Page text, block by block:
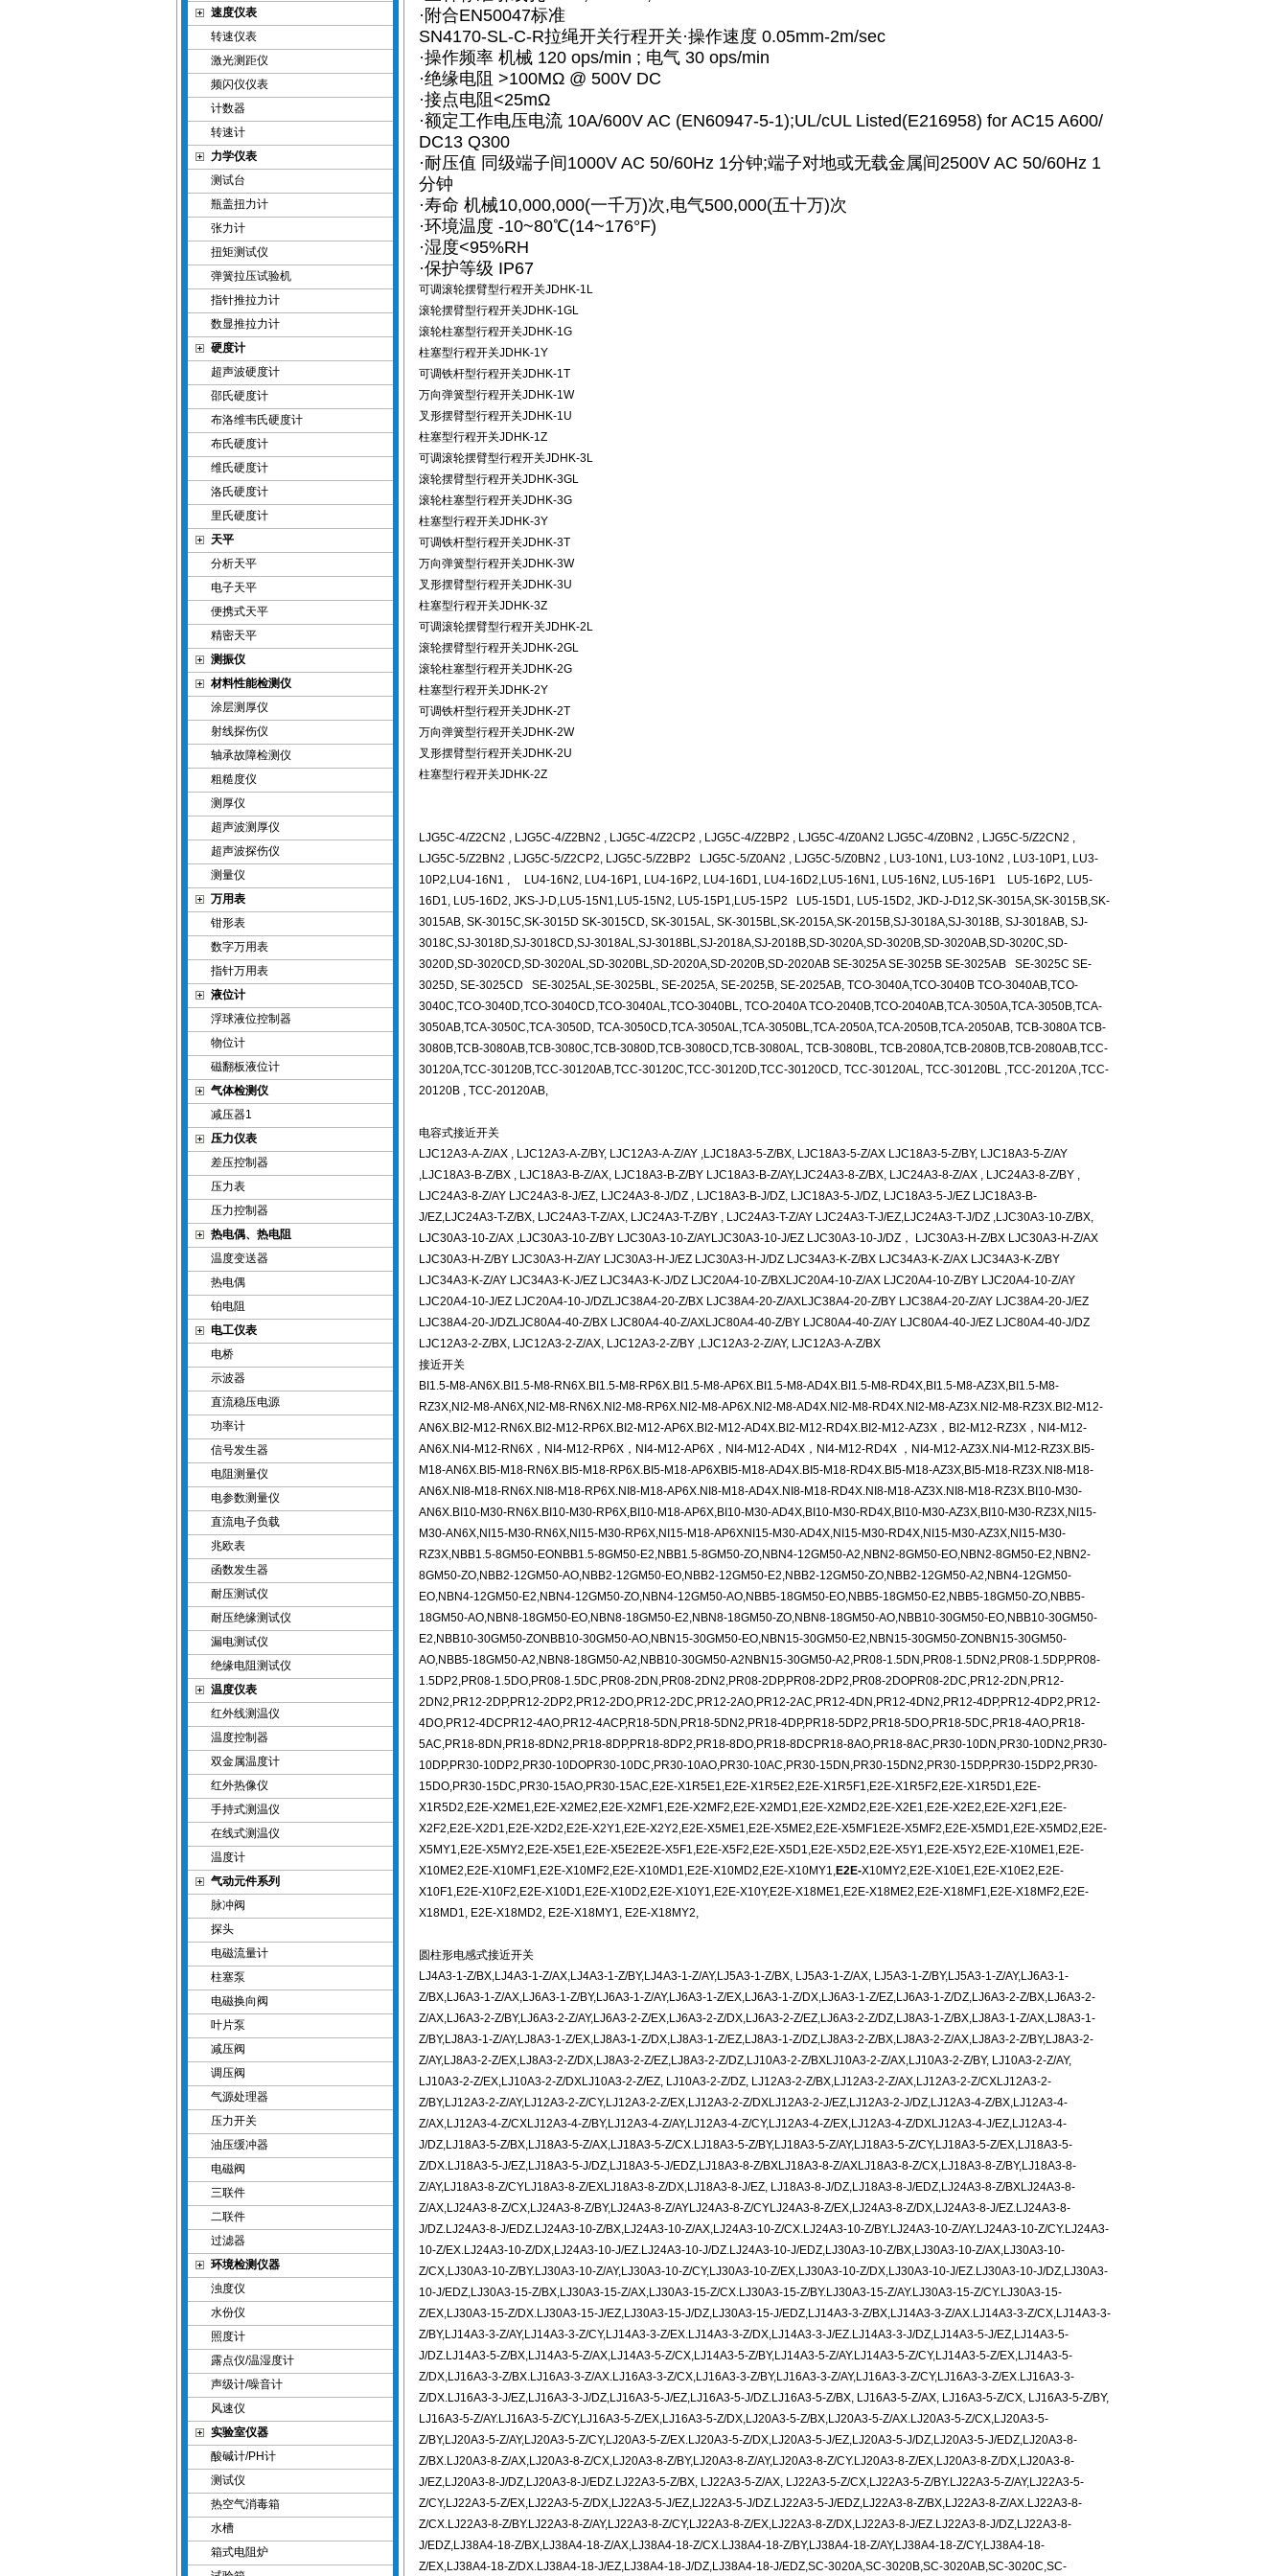
速度仪表
转速仪表
激光测距仪
频闪仪仪表
计数器
转速计
力学仪表
测试台
瓶盖扭力计
张力计
扭矩测试仪
弹簧拉压试验机
指针推拉力计
数显推拉力计
硬度计
超声波硬度计
邵氏硬度计
布洛维韦氏硬度计
布氏硬度计
维氏硬度计
洛氏硬度计
里氏硬度计
天平
分析天平
电子天平
便携式天平
精密天平
测振仪
材料性能检测仪
涂层测厚仪
射线探伤仪
轴承故障检测仪
粗糙度仪
测厚仪
超声波测厚仪
超声波探伤仪
测量仪
万用表
钳形表
数字万用表
指针万用表
液位计
浮球液位控制器
物位计
磁翻板液位计
气体检测仪
减压器1
压力仪表
差压控制器
压力表
压力控制器
热电偶、热电阻
温度变送器
热电偶
铂电阻
电工仪表
电桥
示波器
直流稳压电源
功率计
信号发生器
电阻测量仪
电参数测量仪
直流电子负载
兆欧表
函数发生器
耐压测试仪
耐压绝缘测试仪
漏电测试仪
绝缘电阻测试仪
温度仪表
红外线测温仪
温度控制器
双金属温度计
红外热像仪
手持式测温仪
在线式测温仪
温度计
气动元件系列
脉冲阀
探头
电磁流量计
柱塞泵
电磁换向阀
叶片泵
减压阀
调压阀
气源处理器
压力开关
油压缓冲器
电磁阀
三联件
二联件
过滤器
环境检测仪器
浊度仪
水份仪
照度计
露点仪/温湿度计
声级计/噪音计
风速仪
实验室仪器
酸碱计/PH计
测试仪
热空气消毒箱
水槽
箱式电阻炉
·附合EN50047标准
SN4170-SL-C-R拉绳开关行程开关·操作速度 0.05mm-2m/sec
·操作频率 机械 120 ops/min ; 电气 30 ops/min
·绝缘电阻 >100MΩ @ 500V DC
·接点电阻<25mΩ
·额定工作电压电流 10A/600V AC (EN60947-5-1);UL/cUL Listed(E216958) for AC15 A600/
DC13 Q300
·耐压值 同级端子间1000V AC 50/60Hz 1分钟;端子对地或无载金属间2500V AC 50/60Hz 1
分钟
·寿命 机械10,000,000(一千万)次,电气500,000(五十万)次
·环境温度 -10~80℃(14~176°F)
·湿度<95%RH
·保护等级 IP67
可调滚轮摆臂型行程开关JDHK-1L
滚轮摆臂型行程开关JDHK-1GL
滚轮柱塞型行程开关JDHK-1G
柱塞型行程开关JDHK-1Y
可调铁杆型行程开关JDHK-1T
万向弹簧型行程开关JDHK-1W
叉形摆臂型行程开关JDHK-1U
柱塞型行程开关JDHK-1Z
可调滚轮摆臂型行程开关JDHK-3L
滚轮摆臂型行程开关JDHK-3GL
滚轮柱塞型行程开关JDHK-3G
柱塞型行程开关JDHK-3Y
可调铁杆型行程开关JDHK-3T
万向弹簧型行程开关JDHK-3W
叉形摆臂型行程开关JDHK-3U
柱塞型行程开关JDHK-3Z
可调滚轮摆臂型行程开关JDHK-2L
滚轮摆臂型行程开关JDHK-2GL
滚轮柱塞型行程开关JDHK-2G
柱塞型行程开关JDHK-2Y
可调铁杆型行程开关JDHK-2T
万向弹簧型行程开关JDHK-2W
叉形摆臂型行程开关JDHK-2U
柱塞型行程开关JDHK-2Z
LJG5C-4/Z2CN2 , LJG5C-4/Z2BN2 , LJG5C-4/Z2CP2 , LJG5C-4/Z2BP2 , LJG5C-4/Z0AN2 LJG5C-4/Z0BN2 , LJG5C-5/Z2CN2 ,
LJG5C-5/Z2BN2 , LJG5C-5/Z2CP2, LJG5C-5/Z2BP2 LJG5C-5/Z0AN2 , LJG5C-5/Z0BN2 , LU3-10N1, LU3-10N2 , LU3-10P1, LU3-
10P2,LU4-16N1 , LU4-16N2, LU4-16P1, LU4-16P2, LU4-16D1, LU4-16D2,LU5-16N1, LU5-16N2, LU5-16P1 LU5-16P2, LU5-
16D1, LU5-16D2, JKS-J-D,LU5-15N1,LU5-15N2, LU5-15P1,LU5-15P2 LU5-15D1, LU5-15D2, JKD-J-D12,SK-3015A,SK-3015B,SK-
3015AB, SK-3015C,SK-3015D SK-3015CD, SK-3015AL, SK-3015BL,SK-2015A,SK-2015B,SJ-3018A,SJ-3018B, SJ-3018AB, SJ-
3018C,SJ-3018D,SJ-3018CD,SJ-3018AL,SJ-3018BL,SJ-2018A,SJ-2018B,SD-3020A,SD-3020B,SD-3020AB,SD-3020C,SD-
3020D,SD-3020CD,SD-3020AL,SD-3020BL,SD-2020A,SD-2020B,SD-2020AB SE-3025A SE-3025B SE-3025AB SE-3025C SE-
3025D, SE-3025CD SE-3025AL,SE-3025BL, SE-2025A, SE-2025B, SE-2025AB, TCO-3040A,TCO-3040B TCO-3040AB,TCO-
3040C,TCO-3040D,TCO-3040CD,TCO-3040AL,TCO-3040BL, TCO-2040A TCO-2040B,TCO-2040AB,TCA-3050A,TCA-3050B,TCA-
3050AB,TCA-3050C,TCA-3050D, TCA-3050CD,TCA-3050AL,TCA-3050BL,TCA-2050A,TCA-2050B,TCA-2050AB, TCB-3080A TCB-
3080B,TCB-3080AB,TCB-3080C,TCB-3080D,TCB-3080CD,TCB-3080AL, TCB-3080BL, TCB-2080A,TCB-2080B,TCB-2080AB,TCC-
30120A,TCC-30120B,TCC-30120AB,TCC-30120C,TCC-30120D,TCC-30120CD, TCC-30120AL, TCC-30120BL ,TCC-20120A ,TCC-
20120B , TCC-20120AB,
电容式接近开关
LJC12A3-A-Z/AX , LJC12A3-A-Z/BY, LJC12A3-A-Z/AY ,LJC18A3-5-Z/BX, LJC18A3-5-Z/AX LJC18A3-5-Z/BY, LJC18A3-5-Z/AY
,LJC18A3-B-Z/BX , LJC18A3-B-Z/AX, LJC18A3-B-Z/BY LJC18A3-B-Z/AY,LJC24A3-8-Z/BX, LJC24A3-8-Z/AX , LJC24A3-8-Z/BY ,
LJC24A3-8-Z/AY LJC24A3-8-J/EZ, LJC24A3-8-J/DZ , LJC18A3-B-J/DZ, LJC18A3-5-J/DZ, LJC18A3-5-J/EZ LJC18A3-B-
J/EZ,LJC24A3-T-Z/BX, LJC24A3-T-Z/AX, LJC24A3-T-Z/BY , LJC24A3-T-Z/AY LJC24A3-T-J/EZ,LJC24A3-T-J/DZ ,LJC30A3-10-Z/BX,
LJC30A3-10-Z/AX ,LJC30A3-10-Z/BY LJC30A3-10-Z/AYLJC30A3-10-J/EZ LJC30A3-10-J/DZ， LJC30A3-H-Z/BX LJC30A3-H-Z/AX
LJC30A3-H-Z/BY LJC30A3-H-Z/AY LJC30A3-H-J/EZ LJC30A3-H-J/DZ LJC34A3-K-Z/BX LJC34A3-K-Z/AX LJC34A3-K-Z/BY
LJC34A3-K-Z/AY LJC34A3-K-J/EZ LJC34A3-K-J/DZ LJC20A4-10-Z/BXLJC20A4-10-Z/AX LJC20A4-10-Z/BY LJC20A4-10-Z/AY
LJC20A4-10-J/EZ LJC20A4-10-J/DZLJC38A4-20-Z/BX LJC38A4-20-Z/AXLJC38A4-20-Z/BY LJC38A4-20-Z/AY LJC38A4-20-J/EZ
LJC38A4-20-J/DZLJC80A4-40-Z/BX LJC80A4-40-Z/AXLJC80A4-40-Z/BY LJC80A4-40-Z/AY LJC80A4-40-J/EZ LJC80A4-40-J/DZ
LJC12A3-2-Z/BX, LJC12A3-2-Z/AX, LJC12A3-2-Z/BY ,LJC12A3-2-Z/AY, LJC12A3-A-Z/BX
接近开关
BI1.5-M8-AN6X.BI1.5-M8-RN6X.BI1.5-M8-RP6X.BI1.5-M8-AP6X.BI1.5-M8-AD4X.BI1.5-M8-RD4X,BI1.5-M8-AZ3X,BI1.5-M8-
RZ3X,NI2-M8-AN6X,NI2-M8-RN6X.NI2-M8-RP6X.NI2-M8-AP6X.NI2-M8-AD4X.NI2-M8-RD4X.NI2-M8-AZ3X.NI2-M8-RZ3X.BI2-M12-
AN6X.BI2-M12-RN6X.BI2-M12-RP6X.BI2-M12-AP6X.BI2-M12-AD4X.BI2-M12-RD4X.BI2-M12-AZ3X，BI2-M12-RZ3X，NI4-M12-
AN6X.NI4-M12-RN6X，NI4-M12-RP6X，NI4-M12-AP6X，NI4-M12-AD4X，NI4-M12-RD4X ，NI4-M12-AZ3X.NI4-M12-RZ3X.BI5-
M18-AN6X.BI5-M18-RN6X.BI5-M18-RP6X.BI5-M18-AP6XBI5-M18-AD4X.BI5-M18-RD4X.BI5-M18-AZ3X,BI5-M18-RZ3X.NI8-M18-
AN6X.NI8-M18-RN6X.NI8-M18-RP6X.NI8-M18-AP6X.NI8-M18-AD4X.NI8-M18-RD4X.NI8-M18-AZ3X.NI8-M18-RZ3X.BI10-M30-
AN6X.BI10-M30-RN6X.BI10-M30-RP6X,BI10-M18-AP6X,BI10-M30-AD4X,BI10-M30-RD4X,BI10-M30-AZ3X,BI10-M30-RZ3X,NI15-
M30-AN6X,NI15-M30-RN6X,NI15-M30-RP6X,NI15-M18-AP6XNI15-M30-AD4X,NI15-M30-RD4X,NI15-M30-AZ3X,NI15-M30-
RZ3X,NBB1.5-8GM50-EONBB1.5-8GM50-E2,NBB1.5-8GM50-ZO,NBN4-12GM50-A2,NBN2-8GM50-EO,NBN2-8GM50-E2,NBN2-
8GM50-ZO,NBB2-12GM50-AO,NBB2-12GM50-EO,NBB2-12GM50-E2,NBB2-12GM50-ZO,NBB2-12GM50-A2,NBN4-12GM50-
EO,NBN4-12GM50-E2,NBN4-12GM50-ZO,NBN4-12GM50-AO,NBB5-18GM50-EO,NBB5-18GM50-E2,NBB5-18GM50-ZO,NBB5-
18GM50-AO,NBN8-18GM50-EO,NBN8-18GM50-E2,NBN8-18GM50-ZO,NBN8-18GM50-AO,NBB10-30GM50-EO,NBB10-30GM50-
E2,NBB10-30GM50-ZONBB10-30GM50-AO,NBN15-30GM50-EO,NBN15-30GM50-E2,NBN15-30GM50-ZONBN15-30GM50-
AO,NBB5-18GM50-A2,NBN8-18GM50-A2,NBB10-30GM50-A2NBN15-30GM50-A2,PR08-1.5DN,PR08-1.5DN2,PR08-1.5DP,PR08-
1.5DP2,PR08-1.5DO,PR08-1.5DC,PR08-2DN,PR08-2DN2,PR08-2DP,PR08-2DP2,PR08-2DOPR08-2DC,PR12-2DN,PR12-
2DN2,PR12-2DP,PR12-2DP2,PR12-2DO,PR12-2DC,PR12-2AO,PR12-2AC,PR12-4DN,PR12-4DN2,PR12-4DP,PR12-4DP2,PR12-
4DO,PR12-4DCPR12-4AO,PR12-4ACP,R18-5DN,PR18-5DN2,PR18-4DP,PR18-5DP2,PR18-5DO,PR18-5DC,PR18-4AO,PR18-
5AC,PR18-8DN,PR18-8DN2,PR18-8DP,PR18-8DP2,PR18-8DO,PR18-8DCPR18-8AO,PR18-8AC,PR30-10DN,PR30-10DN2,PR30-
10DP,PR30-10DP2,PR30-10DOPR30-10DC,PR30-10AO,PR30-10AC,PR30-15DN,PR30-15DN2,PR30-15DP,PR30-15DP2,PR30-
15DO,PR30-15DC,PR30-15AO,PR30-15AC,E2E-X1R5E1,E2E-X1R5E2,E2E-X1R5F1,E2E-X1R5F2,E2E-X1R5D1,E2E-
X1R5D2,E2E-X2ME1,E2E-X2ME2,E2E-X2MF1,E2E-X2MF2,E2E-X2MD1,E2E-X2MD2,E2E-X2E1,E2E-X2E2,E2E-X2F1,E2E-
X2F2,E2E-X2D1,E2E-X2D2,E2E-X2Y1,E2E-X2Y2,E2E-X5ME1,E2E-X5ME2,E2E-X5MF1E2E-X5MF2,E2E-X5MD1,E2E-X5MD2,E2E-
X5MY1,E2E-X5MY2,E2E-X5E1,E2E-X5E2E2E-X5F1,E2E-X5F2,E2E-X5D1,E2E-X5D2,E2E-X5Y1,E2E-X5Y2,E2E-X10ME1,E2E-
X10ME2,E2E-X10MF1,E2E-X10MF2,E2E-X10MD1,E2E-X10MD2,E2E-X10MY1,E2E-X10MY2,E2E-X10E1,E2E-X10E2,E2E-
X10F1,E2E-X10F2,E2E-X10D1,E2E-X10D2,E2E-X10Y1,E2E-X10Y,E2E-X18ME1,E2E-X18ME2,E2E-X18MF1,E2E-X18MF2,E2E-
X18MD1, E2E-X18MD2, E2E-X18MY1, E2E-X18MY2,
圆柱形电感式接近开关
LJ4A3-1-Z/BX,LJ4A3-1-Z/AX,LJ4A3-1-Z/BY,LJ4A3-1-Z/AY,LJ5A3-1-Z/BX, LJ5A3-1-Z/AX, LJ5A3-1-Z/BY,LJ5A3-1-Z/AY,LJ6A3-1-
Z/BX,LJ6A3-1-Z/AX,LJ6A3-1-Z/BY,LJ6A3-1-Z/AY,LJ6A3-1-Z/EX,LJ6A3-1-Z/DX,LJ6A3-1-Z/EZ,LJ6A3-1-Z/DZ,LJ6A3-2-Z/BX,LJ6A3-2-
Z/AX,LJ6A3-2-Z/BY,LJ6A3-2-Z/AY,LJ6A3-2-Z/EX,LJ6A3-2-Z/DX,LJ6A3-2-Z/EZ,LJ6A3-2-Z/DZ,LJ8A3-1-Z/BX,LJ8A3-1-Z/AX,LJ8A3-1-
Z/BY,LJ8A3-1-Z/AY,LJ8A3-1-Z/EX,LJ8A3-1-Z/DX,LJ8A3-1-Z/EZ,LJ8A3-1-Z/DZ,LJ8A3-2-Z/BX,LJ8A3-2-Z/AX,LJ8A3-2-Z/BY,LJ8A3-2-
Z/AY,LJ8A3-2-Z/EX,LJ8A3-2-Z/DX,LJ8A3-2-Z/EZ,LJ8A3-2-Z/DZ,LJ10A3-2-Z/BXLJ10A3-2-Z/AX,LJ10A3-2-Z/BY, LJ10A3-2-Z/AY,
LJ10A3-2-Z/EX,LJ10A3-2-Z/DXLJ10A3-2-Z/EZ, LJ10A3-2-Z/DZ, LJ12A3-2-Z/BX,LJ12A3-2-Z/AX,LJ12A3-2-Z/CXLJ12A3-2-
Z/BY,LJ12A3-2-Z/AY,LJ12A3-2-Z/CY,LJ12A3-2-Z/EX,LJ12A3-2-Z/DXLJ12A3-2-J/EZ,LJ12A3-2-J/DZ,LJ12A3-4-Z/BX,LJ12A3-4-
Z/AX,LJ12A3-4-Z/CXLJ12A3-4-Z/BY,LJ12A3-4-Z/AY,LJ12A3-4-Z/CY,LJ12A3-4-Z/EX,LJ12A3-4-Z/DXLJ12A3-4-J/EZ,LJ12A3-4-
J/DZ,LJ18A3-5-Z/BX,LJ18A3-5-Z/AX,LJ18A3-5-Z/CX.LJ18A3-5-Z/BY,LJ18A3-5-Z/AY,LJ18A3-5-Z/CY,LJ18A3-5-Z/EX,LJ18A3-5-
Z/DX.LJ18A3-5-J/EZ,LJ18A3-5-J/DZ,LJ18A3-5-J/EDZ,LJ18A3-8-Z/BXLJ18A3-8-Z/AXLJ18A3-8-Z/CX,LJ18A3-8-Z/BY,LJ18A3-8-
Z/AY,LJ18A3-8-Z/CYLJ18A3-8-Z/EXLJ18A3-8-Z/DX,LJ18A3-8-J/EZ, LJ18A3-8-J/DZ,LJ18A3-8-J/EDZ,LJ24A3-8-Z/BXLJ24A3-8-
Z/AX,LJ24A3-8-Z/CX,LJ24A3-8-Z/BY,LJ24A3-8-Z/AYLJ24A3-8-Z/CYLJ24A3-8-Z/EX,LJ24A3-8-Z/DX,LJ24A3-8-J/EZ.LJ24A3-8-
J/DZ.LJ24A3-8-J/EDZ.LJ24A3-10-Z/BX,LJ24A3-10-Z/AX,LJ24A3-10-Z/CX.LJ24A3-10-Z/BY.LJ24A3-10-Z/AY.LJ24A3-10-Z/CY.LJ24A3-
10-Z/EX.LJ24A3-10-Z/DX,LJ24A3-10-J/EZ.LJ24A3-10-J/DZ.LJ24A3-10-J/EDZ,LJ30A3-10-Z/BX,LJ30A3-10-Z/AX,LJ30A3-10-
Z/CX,LJ30A3-10-Z/BY.LJ30A3-10-Z/AY,LJ30A3-10-Z/CY,LJ30A3-10-Z/EX,LJ30A3-10-Z/DX,LJ30A3-10-J/EZ.LJ30A3-10-J/DZ,LJ30A3-
10-J/EDZ,LJ30A3-15-Z/BX,LJ30A3-15-Z/AX,LJ30A3-15-Z/CX.LJ30A3-15-Z/BY.LJ30A3-15-Z/AY.LJ30A3-15-Z/CY.LJ30A3-15-
Z/EX,LJ30A3-15-Z/DX.LJ30A3-15-J/EZ,LJ30A3-15-J/DZ,LJ30A3-15-J/EDZ,LJ14A3-3-Z/BX,LJ14A3-3-Z/AX.LJ14A3-3-Z/CX,LJ14A3-3-
Z/BY,LJ14A3-3-Z/AY,LJ14A3-3-Z/CY,LJ14A3-3-Z/EX.LJ14A3-3-Z/DX,LJ14A3-3-J/EZ.LJ14A3-3-J/DZ,LJ14A3-5-J/EZ,LJ14A3-5-
J/DZ.LJ14A3-5-Z/BX,LJ14A3-5-Z/AX,LJ14A3-5-Z/CX,LJ14A3-5-Z/BY,LJ14A3-5-Z/AY.LJ14A3-5-Z/CY,LJ14A3-5-Z/EX,LJ14A3-5-
Z/DX,LJ16A3-3-Z/BX.LJ16A3-3-Z/AX.LJ16A3-3-Z/CX,LJ16A3-3-Z/BY,LJ16A3-3-Z/AY,LJ16A3-3-Z/CY,LJ16A3-3-Z/EX.LJ16A3-3-
Z/DX.LJ16A3-3-J/EZ,LJ16A3-3-J/DZ,LJ16A3-5-J/EZ,LJ16A3-5-J/DZ.LJ16A3-5-Z/BX, LJ16A3-5-Z/AX, LJ16A3-5-Z/CX, LJ16A3-5-Z/BY,
LJ16A3-5-Z/AY.LJ16A3-5-Z/CY,LJ16A3-5-Z/EX,LJ16A3-5-Z/DX,LJ20A3-5-Z/BX,LJ20A3-5-Z/AX.LJ20A3-5-Z/CX,LJ20A3-5-
Z/BY,LJ20A3-5-Z/AY,LJ20A3-5-Z/CY,LJ20A3-5-Z/EX.LJ20A3-5-Z/DX,LJ20A3-5-J/EZ,LJ20A3-5-J/DZ,LJ20A3-5-J/EDZ,LJ20A3-8-
Z/BX.LJ20A3-8-Z/AX,LJ20A3-8-Z/CX,LJ20A3-8-Z/BY,LJ20A3-8-Z/AY,LJ20A3-8-Z/CY.LJ20A3-8-Z/EX,LJ20A3-8-Z/DX,LJ20A3-8-
J/EZ,LJ20A3-8-J/DZ,LJ20A3-8-J/EDZ.LJ22A3-5-Z/BX, LJ22A3-5-Z/AX, LJ22A3-5-Z/CX,LJ22A3-5-Z/BY.LJ22A3-5-Z/AY,LJ22A3-5-
Z/CY,LJ22A3-5-Z/EX,LJ22A3-5-Z/DX,LJ22A3-5-J/EZ,LJ22A3-5-J/DZ.LJ22A3-5-J/EDZ,LJ22A3-8-Z/BX,LJ22A3-8-Z/AX.LJ22A3-8-
Z/CX.LJ22A3-8-Z/BY.LJ22A3-8-Z/AY,LJ22A3-8-Z/CY,LJ22A3-8-Z/EX,LJ22A3-8-Z/DX,LJ22A3-8-J/EZ.LJ22A3-8-J/DZ,LJ22A3-8-
J/EDZ,LJ38A4-18-Z/BX,LJ38A4-18-Z/AX,LJ38A4-18-Z/CX.LJ38A4-18-Z/BY,LJ38A4-18-Z/AY,LJ38A4-18-Z/CY,LJ38A4-18-
Z/EX,LJ38A4-18-Z/DX.LJ38A4-18-J/EZ,LJ38A4-18-J/DZ,LJ38A4-18-J/EDZ,SC-3020A,SC-3020B,SC-3020AB,SC-3020C,SC-